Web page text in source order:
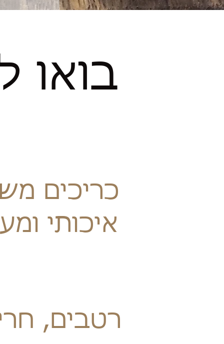
בואו
כריכים
איכותי
רטבים,